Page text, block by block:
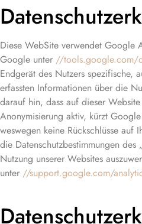
Diese WebSite verwendet
Google unter //tools.google.com/
Endgerät des Nutzers spezifische,
erfassten Informationen über die
darauf hin, dass auf dieser
Anonymisierung aktiv, kürzt
weswegen keine Rückschlüsse
die Datenschutzbestimmungen
Nutzung unserer Websites
unter //support.google.com/